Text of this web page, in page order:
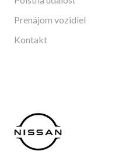
Prenájom vozidiel
Kontakt